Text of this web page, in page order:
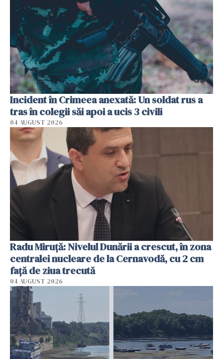
Incident în Crimeea anexată: Un soldat rus a
tras în colegii săi apoi a ucis 3 civili
04 AUGUST 2026
Radu Miruţă: Nivelul Dunării a crescut, în zona
centralei nucleare de la Cernavodă, cu 2 cm
faţă de ziua trecută
04 AUGUST 2026